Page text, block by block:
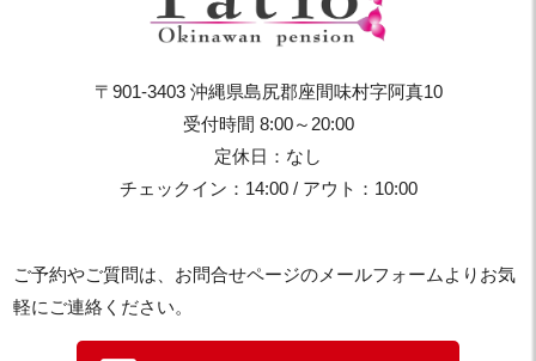
〒901-3403 沖縄県島尻郡座間味村字阿真10
受付時間 8:00～20:00
定休日：なし
チェックイン：14:00 / アウト：10:00
ご予約やご質問は、お問合せページのメールフォームよりお気
軽にご連絡ください。